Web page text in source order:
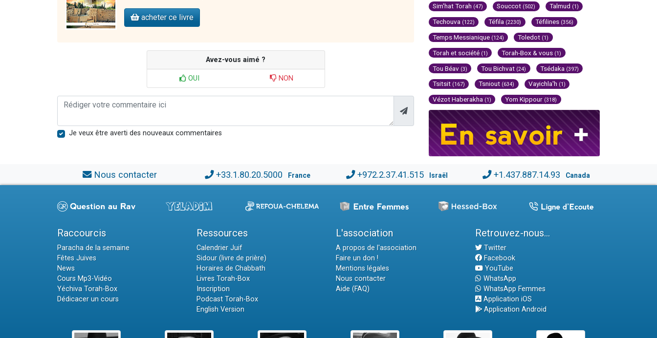
acheter ce livre
Avez-vous aimé ?
OUI NON
Je veux être averti des nouveaux commentaires
Sim'hat Torah (47) Souccot (502) Talmud (1)
Techouva (122) Téfila (2230) Téfilines (356)
Temps Messianique (124) Toledot (1)
Torah et société (1) Torah-Box & vous (1)
Tou Béav (3) Tou Bichvat (24) Tsédaka (397)
Tsitsit (167) Tsniout (634) Vayichla'h (1)
Vézot Haberakha (1) Yom Kippour (318)
Nous contacter +33.1.80.20.5000 France +972.2.37.41.515 Israël +1.437.887.14.93 Canada
Raccourcis
Paracha de la semaine
Fêtes Juives
News
Cours Mp3-Vidéo
Yéchiva Torah-Box
Dédicacer un cours
Ressources
Calendrier Juif
Sidour (livre de prière)
Horaires de Chabbath
Livres Torah-Box
Inscription
Podcast Torah-Box
English Version
L'association
A propos de l'association
Faire un don !
Mentions légales
Nous contacter
Aide (FAQ)
Retrouvez-nous...
Twitter
Facebook
YouTube
WhatsApp
WhatsApp Femmes
Application iOS
Application Android